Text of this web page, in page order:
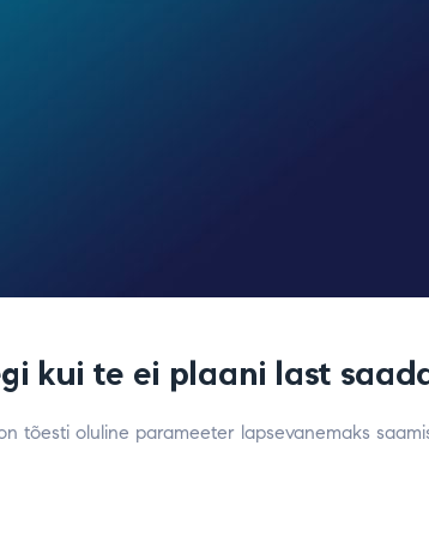
kui te ei plaani last
tõesti oluline parameeter lapsevanemaks